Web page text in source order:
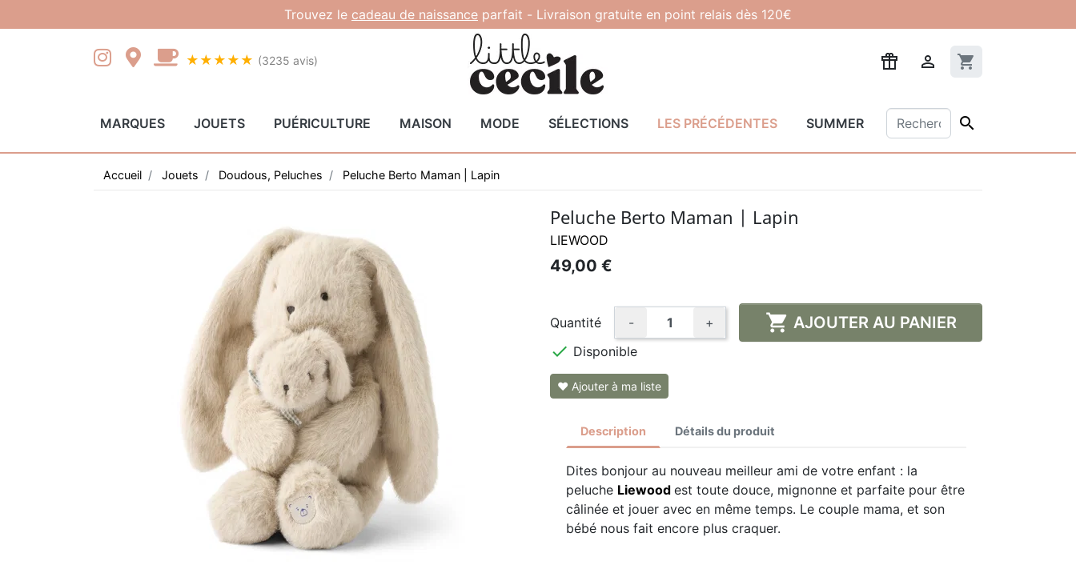
Trouvez le cadeau de naissance parfait - Livraison gratuite en point relais dès 120€
★★★★★ (3235 avis)  shopping_cart
MARQUES JOUETS PUÉRICULTURE MAISON MODE SÉLECTIONS LES PRÉCÉDENTES SUMMER 
Accueil Jouets Doudous, Peluches Peluche Berto Maman | Lapin
Peluche Berto Maman | Lapin
LIEWOOD
49,00 €
Quantité - +  AJOUTER AU PANIER
 Disponible
❤ Ajouter à ma liste
Description Détails du produit
Dites bonjour au nouveau meilleur ami de votre enfant : la
peluche Liewood est toute douce, mignonne et parfaite pour être
câlinée et jouer avec en même temps. Le couple mama, et son
bébé nous fait encore plus craquer.